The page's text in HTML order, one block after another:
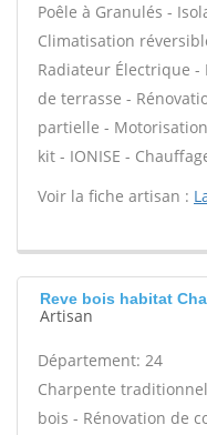
Poêle à Granulés -
Climatisation
Radiateur Électrique
de terrasse -
partielle -
kit - IONISE -
Voir la fiche artisan :
Reve bois habitat
Artisan
Département: 24
Charpente
bois - Rénovation de